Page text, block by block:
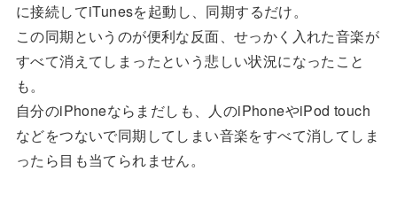
に接続してiTunesを起動し、同期するだけ。
この同期というのが便利な反面、せっかく入れた音楽が
すべて消えてしまったという悲しい状況になったこと
も。
自分のiPhoneならまだしも、人のiPhoneやiPod touch
などをつないで同期してしまい音楽をすべて消してしま
ったら目も当てられません。